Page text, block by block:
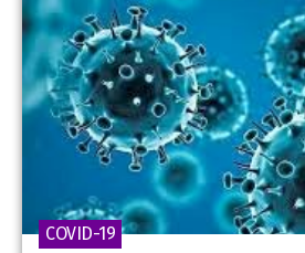
COVID-19